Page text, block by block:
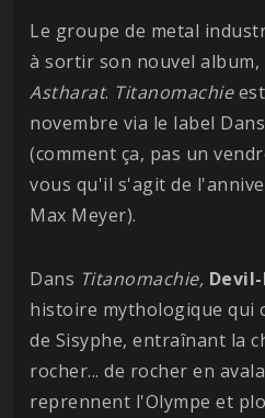
Le groupe de metal
à sortir son nouvel album,
Astharat. Titanomachieest
novembre via le label
(comment ça, pas un
vous qu'il s'agit de
Max Meyer).
Dans Titanomachie,
histoire mythologique qui
de Sisyphe, entraînant la
rocher... de rocher en
reprennent l'Olympe et